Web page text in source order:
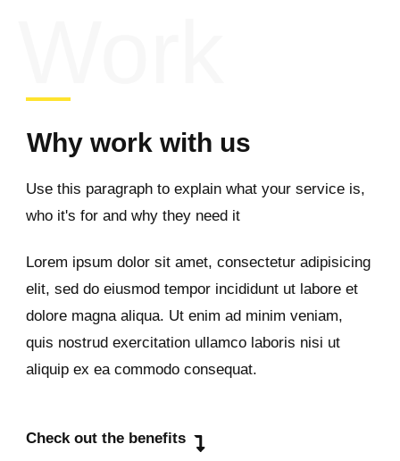
Why work with us
Use this paragraph to explain what your service is,
who it's for and why they need it
Lorem ipsum dolor sit amet, consectetur adipisicing
elit, sed do eiusmod tempor incididunt ut labore et
dolore magna aliqua. Ut enim ad minim veniam,
quis nostrud exercitation ullamco laboris nisi ut
aliquip ex ea commodo consequat.
Check out the benefits